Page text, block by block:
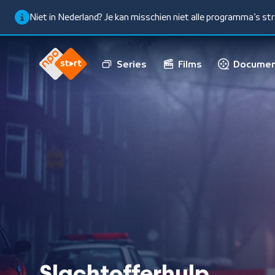
Niet in Nederland? Je kan misschien niet alle programma’s
Series Films